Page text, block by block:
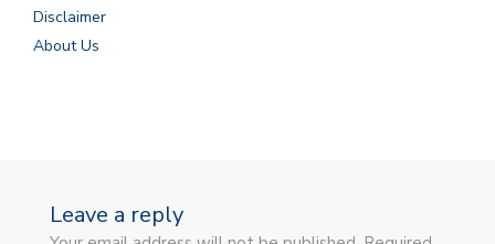
Disclaimer
About Us
Leave a reply